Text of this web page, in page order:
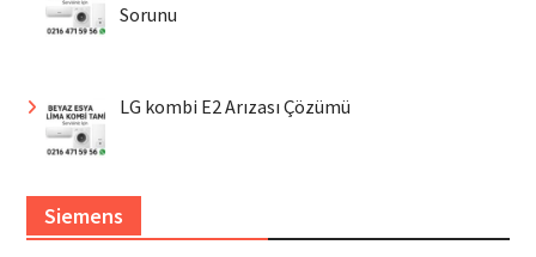
Sorunu
LG kombi E2 Arızası Çözümü
Siemens